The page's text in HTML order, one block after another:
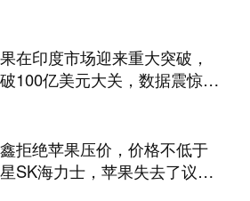
在印度市场迎来重大突破，
100亿美元大关，数据震惊世
拒绝苹果压价，价格不低于
SK海力士，苹果失去了议价